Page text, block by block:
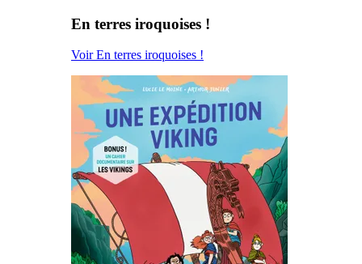
En terres iroquoises !
Voir En terres iroquoises !